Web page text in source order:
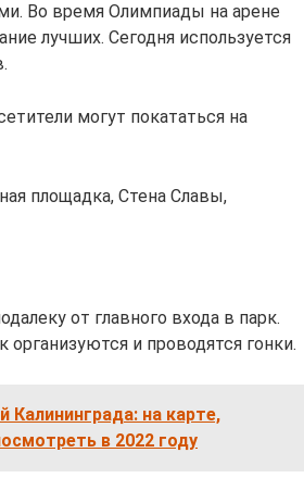
Во время Олимпиады на арене
лучших. Сегодня используется
могут покататься на
площадка, Стена Славы,
от главного входа в парк.
и проводятся гонки.
на карте,
в 2022 году